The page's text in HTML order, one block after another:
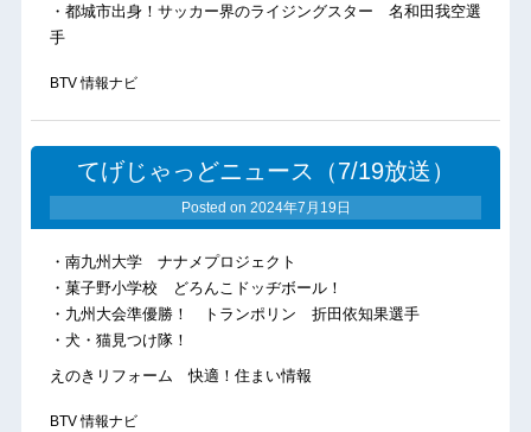
・都城市出身！サッカー界のライジングスター 名和田我空選
手
BTV 情報ナビ
てげじゃっどニュース（7/19放送）
Posted on 2024年7月19日
・南九州大学 ナナメプロジェクト
・菓子野小学校 どろんこドッヂボール！
・九州大会準優勝！ トランポリン 折田依知果選手
・犬・猫見つけ隊！
えのきリフォーム 快適！住まい情報
BTV 情報ナビ